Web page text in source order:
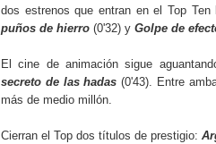
dos estrenos que entran en el Top
puños de hierro (0'32) y Golpe de
El cine de animación sigue
secreto de las hadas (0'43). Entre
más de medio millón.
Cierran el Top dos títulos de prestigio: